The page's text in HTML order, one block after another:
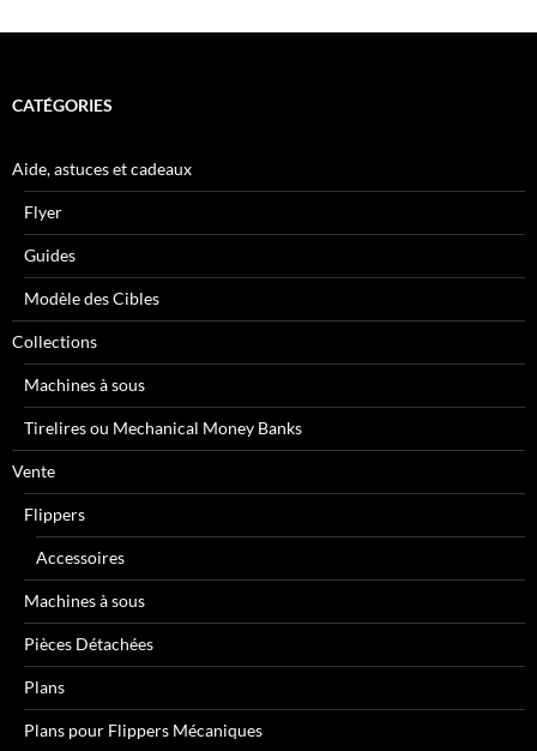
CATÉGORIES
Aide, astuces et cadeaux
Flyer
Guides
Modèle des Cibles
Collections
Machines à sous
Tirelires ou Mechanical Money Banks
Vente
Flippers
Accessoires
Machines à sous
Pièces Détachées
Plans
Plans pour Flippers Mécaniques